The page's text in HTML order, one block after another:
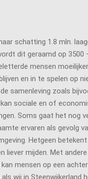
schatting 1.8 mln.
dit geraamd op 3500
mensen
en in te spelen op
samenleving zoals
sociale en of
Soms gaat het nog
ervaren als gevolg
Hetgeen
liever mijden. Met
mensen op een
wij in Steenwijkerland